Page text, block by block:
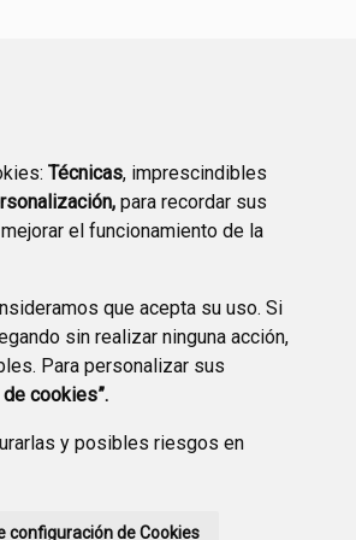
Técnicas, imprescindibles
para recordar sus
el funcionamiento de la
que acepta su uso. Si
sin realizar ninguna acción,
Para personalizar sus
cookies”.
y posibles riesgos en
configuración de Cookies
VALIDACIÓN DE
DOCUMENTOS
POLÍTICA DE COOKIES